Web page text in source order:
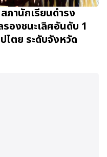
านักเรียนดำรง
รองชนะเลิศอันดับ 1
ไตย ระดับจังหวัด